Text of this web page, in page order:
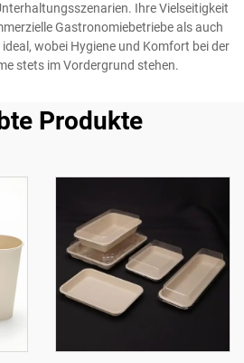
Ihre Vielseitigkeit
Gastronomiebetriebe als auch
wobei Hygiene und Komfort bei der
stets im Vordergrund stehen.
Produkte